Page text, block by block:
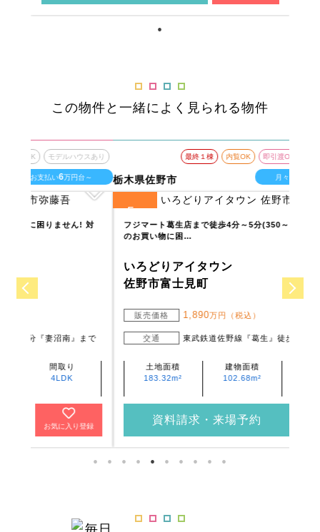
この物件と一緒によく見られる物件
栃木県佐野市
最終１棟 即引渡OK モデルハウスあり
万円台～
フジマート葛生店まで徒歩4分～5分(350～400m)なので毎日
いろどりアイタウン
佐野市富士見町
万円（税込）
交通 東武鉄道佐野線『葛生』徒歩4分 ～ 5分
土地面積
183.32m²
建物面積
102.68m²
間取り
4LDK
資料請求・来場予約
お気に入り登録